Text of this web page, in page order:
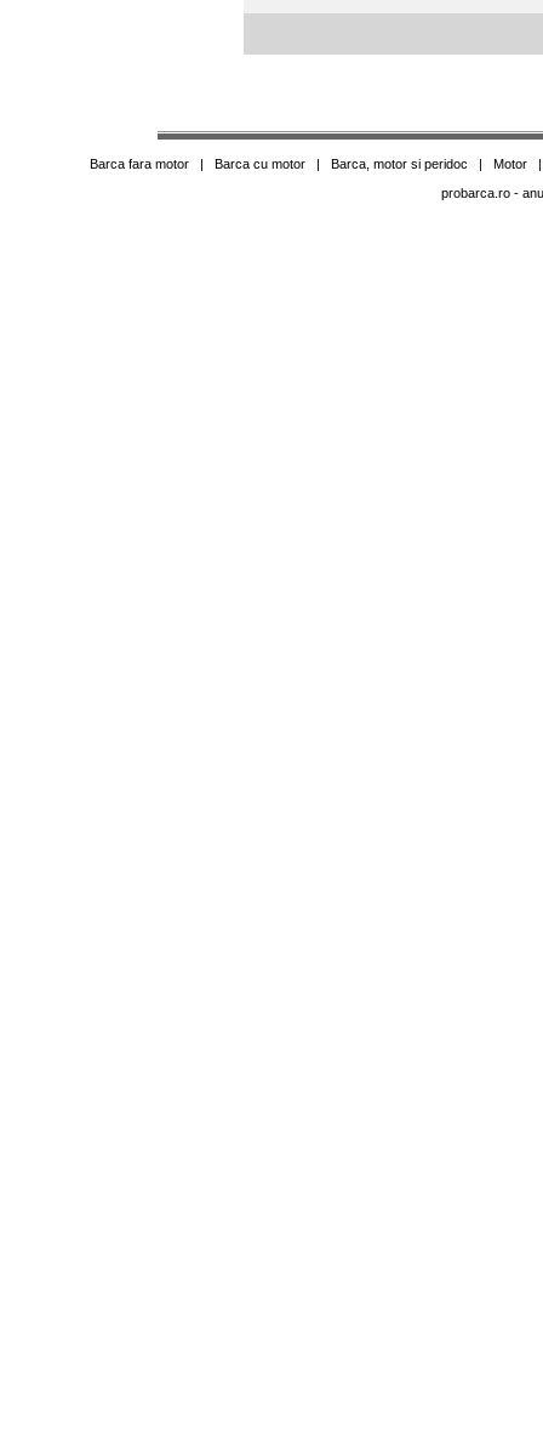
Barca fara motor| Barca cu motor| Barca, motor si peridoc | Motor
probarca.ro-